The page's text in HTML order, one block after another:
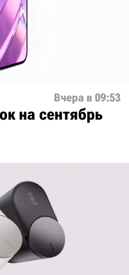
Вчера в 09:53
на сентябрь